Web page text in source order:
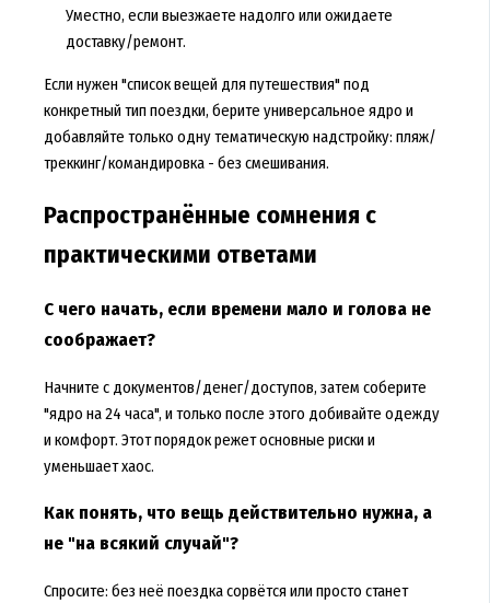
Уместно, если выезжаете надолго или ожидаете
доставку/ремонт.
Если нужен "список вещей для путешествия" под
конкретный тип поездки, берите универсальное ядро и
добавляйте только одну тематическую надстройку: пляж/
треккинг/командировка - без смешивания.
Распространённые сомнения с
практическими ответами
С чего начать, если времени мало и голова не
соображает?
Начните с документов/денег/доступов, затем соберите
"ядро на 24 часа", и только после этого добивайте одежду
и комфорт. Этот порядок режет основные риски и
уменьшает хаос.
Как понять, что вещь действительно нужна, а
не "на всякий случай"?
Спросите: без неё поездка сорвётся или просто станет